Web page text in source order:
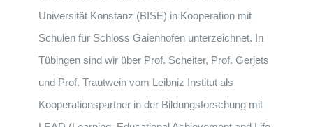
Universität Konstanz (BISE) in Kooperation mit
Schulen für Schloss Gaienhofen unterzeichnet. In
Tübingen sind wir über Prof. Scheiter, Prof. Gerjets
und Prof. Trautwein vom Leibniz Institut als
Kooperationspartner in der Bildungsforschung mit